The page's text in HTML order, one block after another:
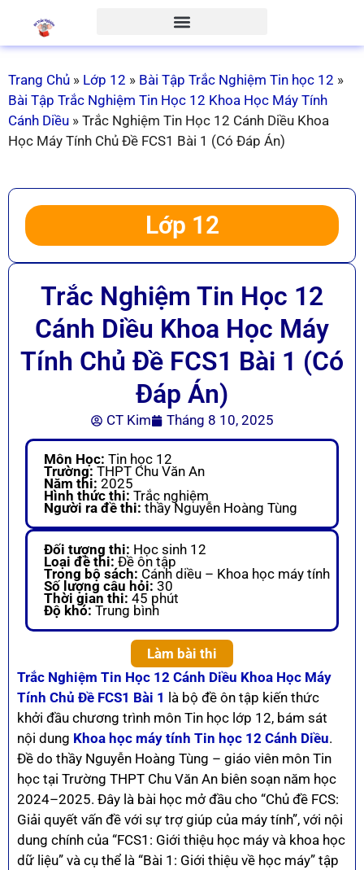
Trang Chủ » Lớp 12 » Bài Tập Trắc Nghiệm Tin học 12 »
Bài Tập Trắc Nghiệm Tin Học 12 Khoa Học Máy Tính
Cánh Diều » Trắc Nghiệm Tin Học 12 Cánh Diều Khoa
Học Máy Tính Chủ Đề FCS1 Bài 1 (Có Đáp Án)
Lớp 12
Trắc Nghiệm Tin Học 12
Cánh Diều Khoa Học Máy
Tính Chủ Đề FCS1 Bài 1 (Có
Đáp Án)
CT Kim Tháng 8 10, 2025
Môn Học: Tin học 12
Trường: THPT Chu Văn An
Năm thi: 2025
Hình thức thi: Trắc nghiệm
Người ra đề thi: thầy Nguyễn Hoàng Tùng
Đối tượng thi: Học sinh 12
Loại đề thi: Đề ôn tập
Trong bộ sách: Cánh diều – Khoa học máy tính
Số lượng câu hỏi: 30
Thời gian thi: 45 phút
Độ khó: Trung bình
Làm bài thi
Trắc Nghiệm Tin Học 12 Cánh Diều Khoa Học Máy
Tính Chủ Đề FCS1 Bài 1 là bộ đề ôn tập kiến thức
khởi đầu chương trình môn Tin học lớp 12, bám sát
nội dung Khoa học máy tính Tin học 12 Cánh Diều.
Đề do thầy Nguyễn Hoàng Tùng – giáo viên môn Tin
học tại Trường THPT Chu Văn An biên soạn năm học
2024–2025. Đây là bài học mở đầu cho “Chủ đề FCS:
Giải quyết vấn đề với sự trợ giúp của máy tính”, với nội
dung chính của “FCS1: Giới thiệu học máy và khoa học
dữ liệu” và cụ thể là “Bài 1: Giới thiệu về học máy” tập